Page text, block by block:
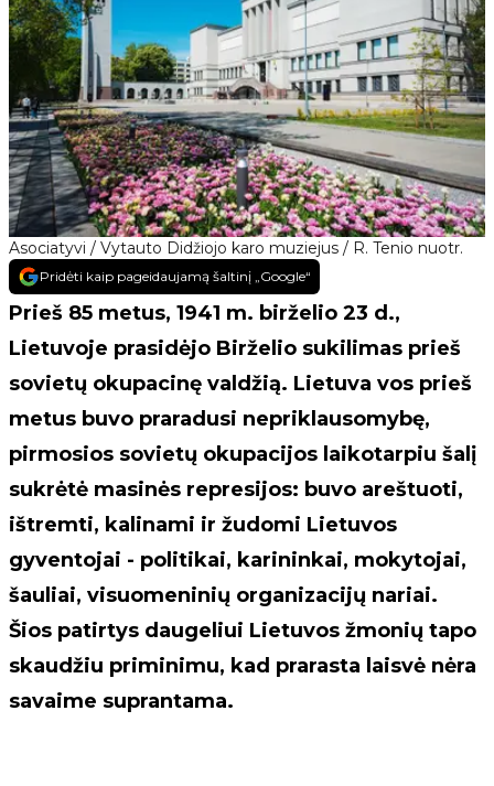
Asociatyvi / Vytauto Didžiojo karo muziejus / R. Tenio nuotr.
Pridėti kaip pageidaujamą šaltinį „Google“
Prieš 85 metus, 1941 m. birželio 23 d.,
Lietuvoje prasidėjo Birželio sukilimas prieš
sovietų okupacinę valdžią. Lietuva vos prieš
metus buvo praradusi nepriklausomybę,
pirmosios sovietų okupacijos laikotarpiu šalį
sukrėtė masinės represijos: buvo areštuoti,
ištremti, kalinami ir žudomi Lietuvos
gyventojai - politikai, karininkai, mokytojai,
šauliai, visuomeninių organizacijų nariai.
Šios patirtys daugeliui Lietuvos žmonių tapo
skaudžiu priminimu, kad prarasta laisvė nėra
savaime suprantama.